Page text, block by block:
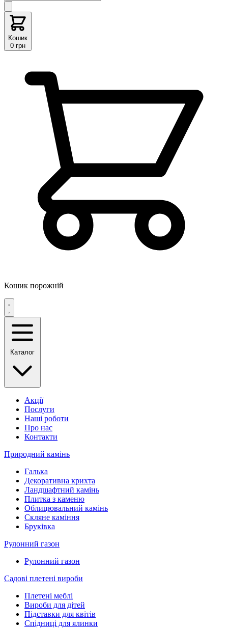
Кошик
0 грн
Кошик порожній
Каталог
Акції
Послуги
Наші роботи
Про нас
Контакти
Природний камінь
Галька
Декоративна крихта
Ландшафтний камінь
Плитка з каменю
Облицювальний камінь
Скляне каміння
Бруківка
Рулонний газон
Рулонний газон
Садові плетені вироби
Плетені меблі
Вироби для дітей
Підставки для квітів
Спідниці для ялинки